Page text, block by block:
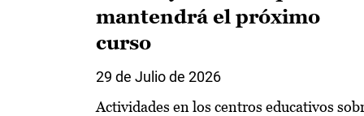
mantendrá el próximo
curso
29 de Julio de 2026
Actividades en los centros educativos